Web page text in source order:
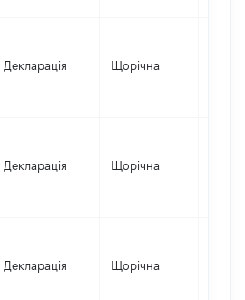
Декларація Щорічна
Декларація Щорічна
Декларація Щорічна